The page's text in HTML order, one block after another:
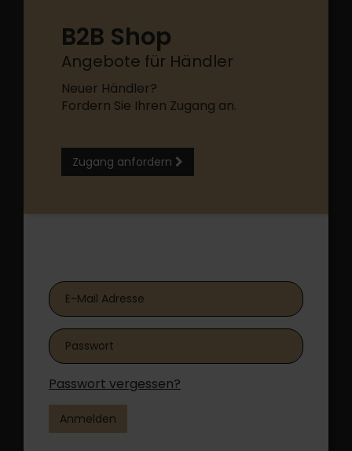
B2B Shop
Angebote für Händler
Neuer Händler?
Fordern Sie Ihren Zugang an.
Zugang anfordern
Passwort vergessen?
Anmelden